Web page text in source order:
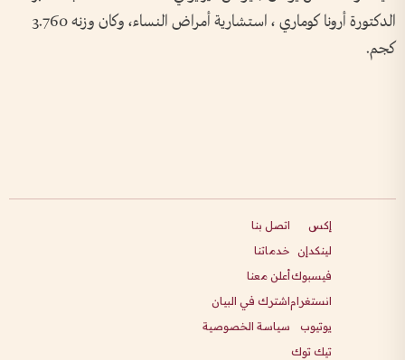
الدكتورة أرونا كوماري ، استشارية أمراض النساء، وكان وزنه 3.760
كجم.
إكس
لينكدإن
فيسبوك
انستغرام
يوتيوب
تيك توك
اتصل بنا
خدماتنا
أعلن معنا
اشترك في البيان
سياسة الخصوصية